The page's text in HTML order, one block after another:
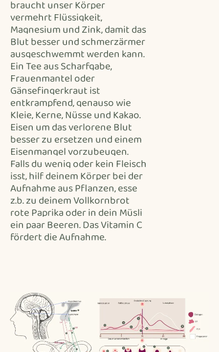
braucht unser Körper
vermehrt Flüssigkeit,
Magnesium und Zink, damit das
Blut besser und schmerzärmer
ausgeschwemmt werden kann.
Ein Tee aus Scharfgabe,
Frauenmantel oder
Gänsefingerkraut ist
entkrampfend, genauso wie
Kleie, Kerne, Nüsse und Kakao.
Eisen um das verlorene Blut
besser zu ersetzen und einem
Eisenmangel vorzubeugen.
Falls du wenig oder kein Fleisch
isst, hilf deinem Körper bei der
Aufnahme aus Pflanzen, esse
z.b. zu deinem Vollkornbrot
rote Paprika oder in dein Müsli
ein paar Beeren. Das Vitamin C
fördert die Aufnahme.